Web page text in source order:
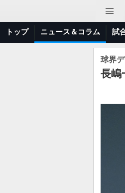
トップ ニュース＆コラム 試
球界
長嶋